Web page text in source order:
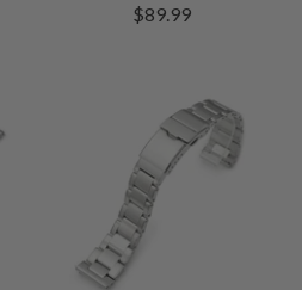
$89.99